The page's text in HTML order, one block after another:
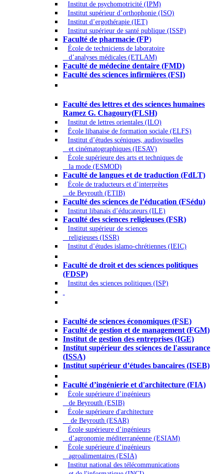
Institut de psychomotricité (IPM)
Institut supérieur d’orthophonie (ISO)
Institut d’ergothérapie (IET)
Institut supérieur de santé publique (ISSP)
Faculté de pharmacie (FP)
École de techniciens de laboratoire
d’analyses médicales (ETLAM)
Faculté de médecine dentaire (FMD)
Faculté des sciences infirmières (FSI)
Faculté des lettres et des sciences humaines
Ramez G. Chagoury(FLSH)
Institut de lettres orientales (ILO)
École libanaise de formation sociale (ELFS)
Institut d’études scéniques, audiovisuelles
et cinématographiques (IESAV)
École supérieure des arts et techniques de
la mode (ESMOD)
Faculté de langues et de traduction (FdLT)
École de traducteurs et d’interprètes
de Beyrouth (ETIB)
Faculté des sciences de l’éducation (FSédu)
Institut libanais d’éducateurs (ILE)
Faculté des sciences religieuses (FSR)
Institut supérieur de sciences
religieuses (ISSR)
Institut d’études islamo-chrétiennes (IEIC)
Faculté de droit et des sciences politiques
(FDSP)
Institut des sciences politiques (ISP)
Faculté de sciences économiques (FSE)
Faculté de gestion et de management (FGM)
Institut de gestion des entreprises (IGE)
Institut supérieur des sciences de l'assurance
(ISSA)
Institut supérieur d’études bancaires (ISEB)
Faculté d’ingénierie et d'architecture (FIA)
École supérieure d’ingénieurs
de Beyrouth (ESIB)
École supérieure d'architecture
de Beyrouth (ESAR)
École supérieure d’ingénieurs
d’agronomie méditerranéenne (ESIAM)
École supérieure d’ingénieurs
agroalimentaires (ESIA)
Institut national des télécommunications